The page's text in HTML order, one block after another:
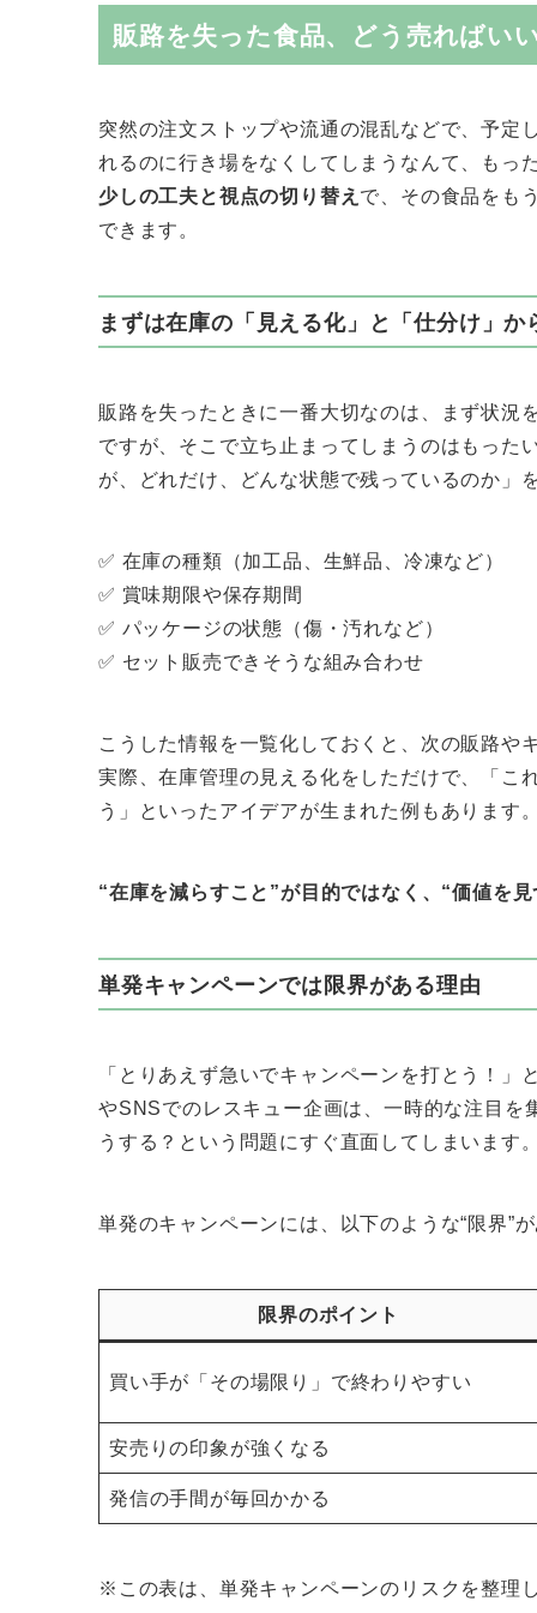
販路を失った食品、どう売ればい
突然の注文ストップや流通の混乱などで、予定
れるのに行き場をなくしてしまうなんて、もっ
少しの工夫と視点の切り替え で、その食品をも
できます。
まずは在庫の「見える化」と「仕分け」か
販路を失ったときに一番大切なのは、まず状況
ですが、そこで立ち止まってしまうのはもった
が、どれだけ、どんな状態で残っているのか」
✅ 在庫の種類（加工品、生鮮品、冷凍など）
✅ 賞味期限や保存期間
✅ パッケージの状態（傷・汚れなど）
✅ セット販売できそうな組み合わせ
こうした情報を一覧化しておくと、次の販路や
実際、在庫管理の見える化をしただけで、「こ
う」といったアイデアが生まれた例もあります
“在庫を減らすこと”が目的ではなく、“価値を
単発キャンペーンでは限界がある理由
「とりあえず急いでキャンペーンを打とう！
やSNSでのレスキュー企画は、一時的な注目を
うする？という問題にすぐ直面してしまいます
単発のキャンペーンには、以下のような“限界”
限界のポイント
買い手が「その場限り」で終わりやすい
安売りの印象が強くなる
発信の手間が毎回かかる
※この表は、単発キャンペーンのリスクを整理